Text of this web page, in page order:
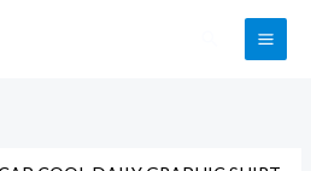
Buscar